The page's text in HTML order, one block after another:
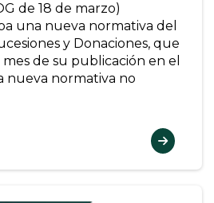
de 18 de marzo)
una nueva normativa del
y Donaciones, que
de su publicación en el
nueva normativa no